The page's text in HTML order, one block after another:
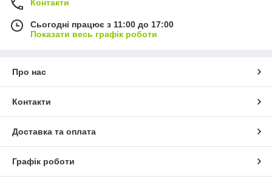
Контакти
Сьогодні працює з 11:00 до 17:00
Показати весь графік роботи
Про нас
Контакти
Доставка та оплата
Графік роботи